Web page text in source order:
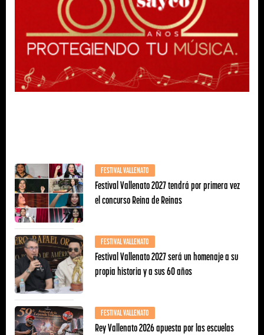
FESTIVAL VALLENATO
Festival Vallenato 2027 tendrá por primera vez
el concurso Reina de Reinas
FESTIVAL VALLENATO
Festival Vallenato 2027 será un homenaje a su
propia historia y a sus 60 años
FESTIVAL VALLENATO
Rey Vallenato 2026 apuesta por las escuelas